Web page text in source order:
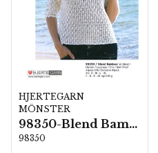
HJERTEGARN
MÖNSTER
98350-Blend Bamboo
98350